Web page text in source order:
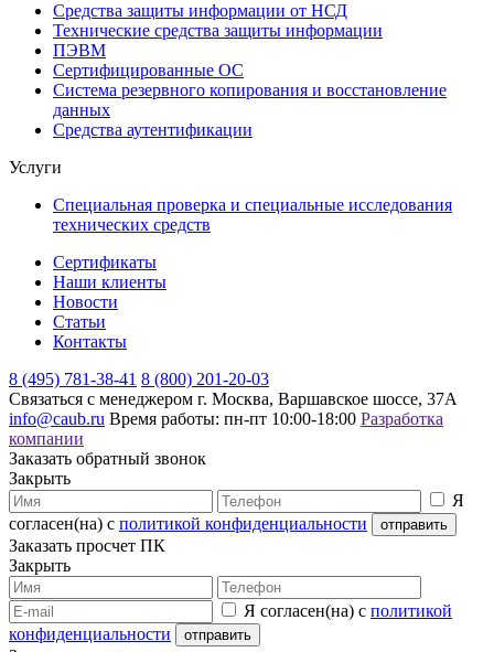
Средства защиты информации от НСД
Технические средства защиты информации
ПЭВМ
Сертифицированные ОС
Система резервного копирования и восстановление
данных
Средства аутентификации
Услуги
Специальная проверка и специальные исследования
технических средств
Сертификаты
Наши клиенты
Новости
Статьи
Контакты
8 (495) 781-38-41 8 (800) 201-20-03
Связаться с менеджером г. Москва, Варшавское шоссе, 37А
info@caub.ru Время работы: пн-пт 10:00-18:00 Разработка
компании
Заказать обратный звонок
Закрыть
Я
согласен(на) с политикой конфиденциальности
Заказать просчет ПК
Закрыть
Я согласен(на) с политикой
конфиденциальности